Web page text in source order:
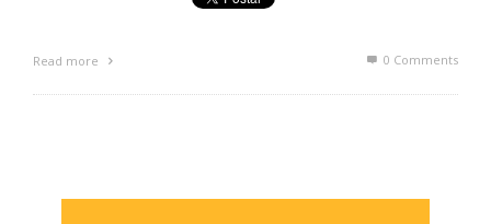
Read more 0 Comments